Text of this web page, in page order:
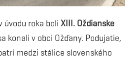
úvodu roka boli XIII. Oždianske
konali v obci Ožďany. Podujatie,
medzi stálice slovenského